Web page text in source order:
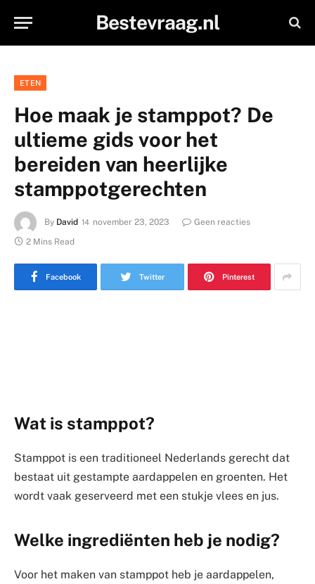
Bestevraag.nl
ETEN
Hoe maak je stamppot? De
ultieme gids voor het
bereiden van heerlijke
stamppotgerechten
By David november 23, 2023
Geen reacties
2 Mins Read
Facebook Twitter Pinterest
Wat is stamppot?
Stamppot is een traditioneel Nederlands gerecht dat
bestaat uit gestampte aardappelen en groenten. Het
wordt vaak geserveerd met een stukje vlees en jus.
Welke ingrediënten heb je nodig?
Voor het maken van stamppot heb je aardappelen,